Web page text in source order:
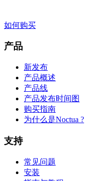
如何购买
产品
新发布
产品概述
产品线
产品发布时间图
购买指南
为什么是Noctua ?
支持
常见问题
安装